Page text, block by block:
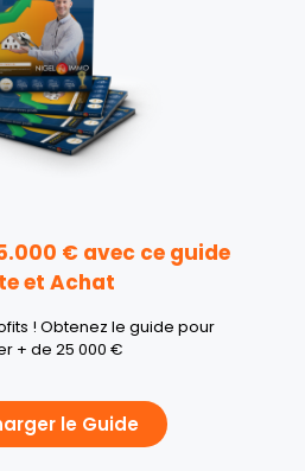
€ avec ce guide
et Achat
! Obtenez le guide pour
+ de 25 000 €
le Guide